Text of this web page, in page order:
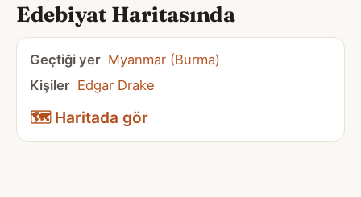
Edebiyat Haritasında
Geçtiği yer Myanmar (Burma)
Kişiler Edgar Drake
🗺️ Haritada gör